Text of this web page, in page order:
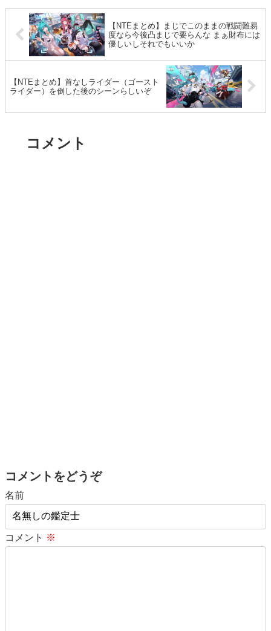
【NTEまとめ】まじでこのままの戦闘難易
度なら今後凸まじで要らんな まぁ財布には
優しいしそれでもいいか
【NTEまとめ】首なしライダー（ゴースト
ライダー）を倒した後のシーンらしいぞ
コメント
コメントをどうぞ
名前
コメント ※